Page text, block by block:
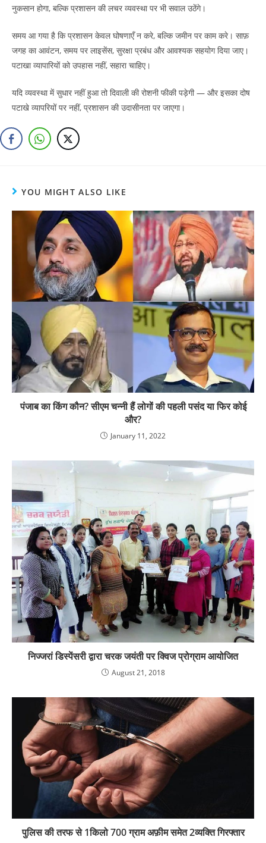
नुकसान होगा, बल्कि प्रशासन की लचर व्यवस्था पर भी सवाल उठेंगे।
समय आ गया है कि प्रशासन केवल घोषणाएँ न करे, बल्कि जमीन पर काम करे। साफ़
जगह का आवंटन, समय पर लाइसेंस, सुरक्षा प्रबंध और आवश्यक सहयोग दिया जाए।
पटाखा व्यापारियों को उपहास नहीं, सहारा चाहिए।
यदि व्यवस्था में सुधार नहीं हुआ तो दिवाली की रोशनी फीकी पड़ेगी — और इसका दोष
पटाखे व्यापरियों पर नहीं, प्रशासन की उदासीनता पर जाएगा।
YOU MIGHT ALSO LIKE
पंजाब का किंग कौन? सीएम चन्नी हैं लोगों की पहली पसंद या फिर कोई
और?
January 11, 2022
निज्जरां डिस्पेंसरी द्वारा चरक जयंती पर क्विज प्रोग्राम आयोजित
August 21, 2018
पुलिस की तरफ से 1किलो 700 ग्राम अफ़ीम समेत 2व्यक्ति गिरफ्तार